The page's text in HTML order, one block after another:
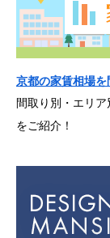
京都の家賃相場を
間取り別・エリ
をご紹介！